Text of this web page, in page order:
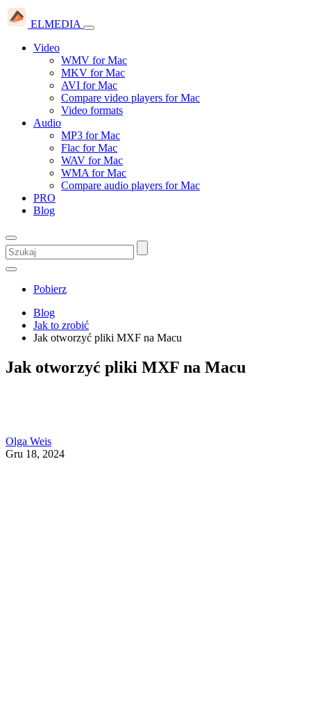
ELMEDIA
Video
WMV for Mac
MKV for Mac
AVI for Mac
Compare video players for Mac
Video formats
Audio
MP3 for Mac
Flac for Mac
WAV for Mac
WMA for Mac
Compare audio players for Mac
PRO
Blog
Pobierz
Blog
Jak to zrobić
Jak otworzyć pliki MXF na Macu
Jak otworzyć pliki MXF na Macu
Olga Weis
Gru 18, 2024